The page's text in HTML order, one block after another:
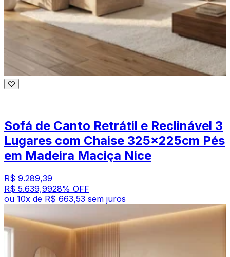
Sofá de Canto Retrátil e Reclinável 3
Lugares com Chaise 325x225cm Pés
em Madeira Maciça Nice
R$ 9.289,39
R$ 5.639,9928% OFF
ou 10x de R$ 663,53 sem juros